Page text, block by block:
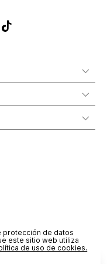
protección de datos
este sitio web utiliza
de uso de cookies.